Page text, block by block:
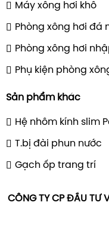
Máy xông hơi khô
Phòng xông hơi đá
Phòng xông hơi
Phụ kiện phòng
Sản phẩm khác
Hệ nhôm kính slim
T.bị đài phun nước
Gạch ốp trang trí
CÔNG TY CP ĐẦU TƯ